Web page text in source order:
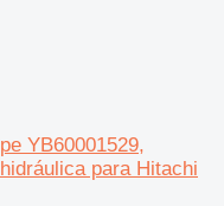
YB60001529,
para Hitachi